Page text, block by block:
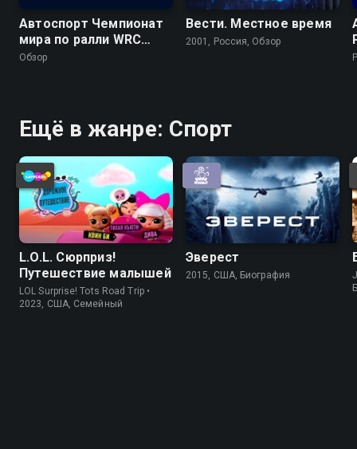
Автоспорт Чемпионат
мира по ралли WRC
2026. 10 этап. Ралли
Обзор
Вести. Местное время
2001, Россия, Обзор
Ещё в жанре: Спорт
L.O.L. Сюрприз!
Путешествие малышей
LOL Surprise! Tots Road Trip •
2023, США, Cемейный
Эверест
2015, США, Биография